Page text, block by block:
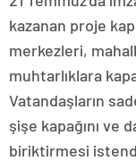
kazanan proje
merkezleri,
muhtarlıklara
Vatandaşların
şişe kapağını ve
biriktirmesi